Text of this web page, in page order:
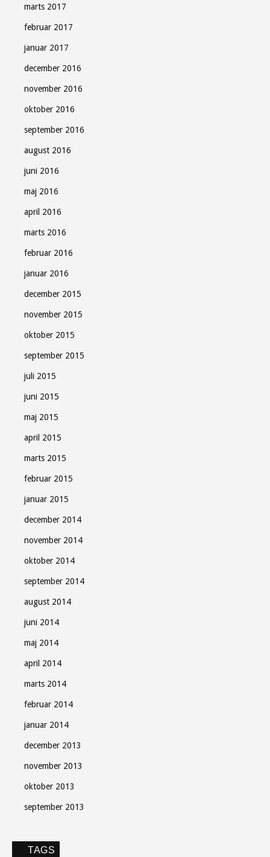
marts 2017
februar 2017
januar 2017
december 2016
november 2016
oktober 2016
september 2016
august 2016
juni 2016
maj 2016
april 2016
marts 2016
februar 2016
januar 2016
december 2015
november 2015
oktober 2015
september 2015
juli 2015
juni 2015
maj 2015
april 2015
marts 2015
februar 2015
januar 2015
december 2014
november 2014
oktober 2014
september 2014
august 2014
juni 2014
maj 2014
april 2014
marts 2014
februar 2014
januar 2014
december 2013
november 2013
oktober 2013
september 2013
TAGS